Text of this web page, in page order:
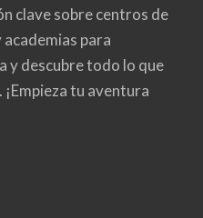
clave sobre centros de
para
y descubre todo lo que
tu aventura